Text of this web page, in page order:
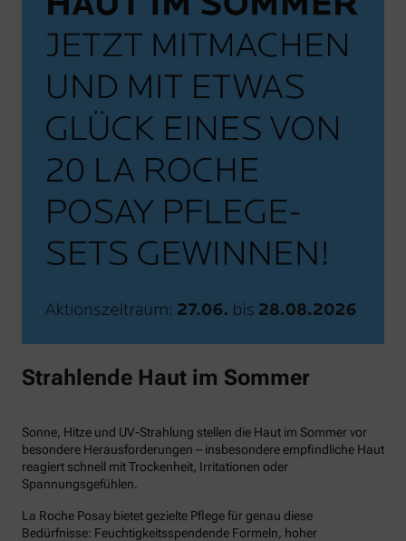
Strahlende Haut im Sommer
Sonne, Hitze und UV-Strahlung stellen die Haut im Sommer vor
besondere Herausforderungen – insbesondere empfindliche Haut
reagiert schnell mit Trockenheit, Irritationen oder
Spannungsgefühlen.
La Roche Posay bietet gezielte Pflege für genau diese
Bedürfnisse: Feuchtigkeitsspendende Formeln, hoher